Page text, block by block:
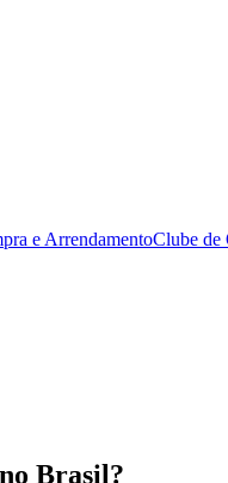
e ArrendamentoClube de
Brasil?